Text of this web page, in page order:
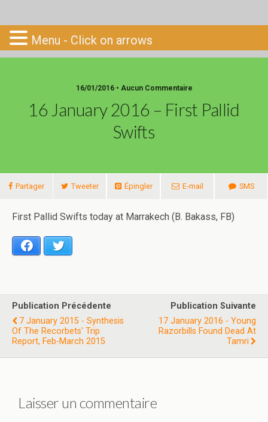
Go-South
16/01/2016 • Aucun Commentaire
16 January 2016 – First Pallid
Swifts
Partager Tweeter Épingler E-mail SMS
First Pallid Swifts today at Marrakech (B. Bakass, FB)
Facebook
Publication Précédente
7 January 2015 - Synthesis
Of The Recorbets' Trip
Report, Feb-March 2015
Publication Suivante
17 January 2016 - Young
Razorbills Found Dead At
Tamri
Laisser un commentaire
Menu - Click on arrows